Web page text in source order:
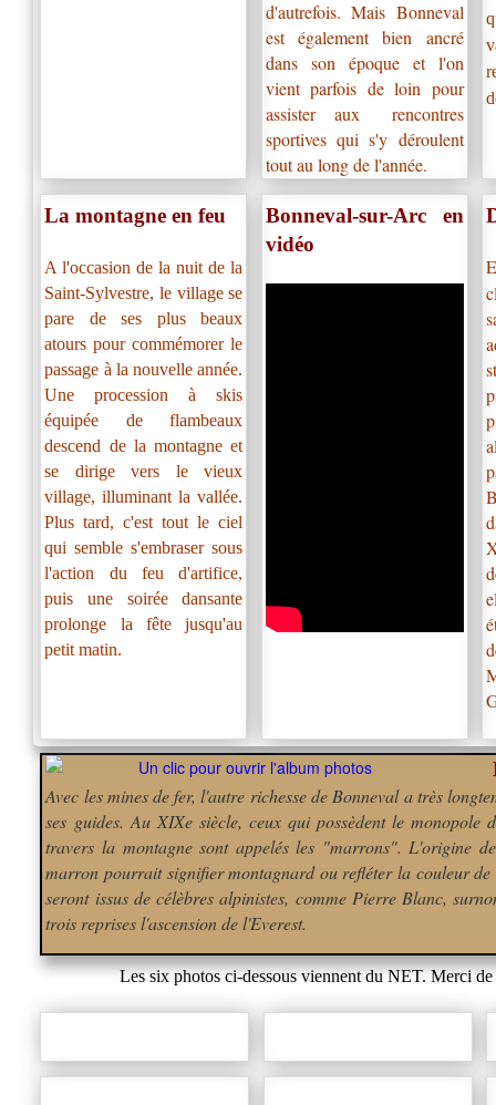
d'autrefois. Mais Bonneval
est également bien ancré
dans son époque et l'on
vient parfois de loin pour
assister aux
rencontres
sportives qui s'y déroulent
tout au long de l'année.
La montagne en feu
A l'occasion de la nuit de la
Saint-Sylvestre, le village se
pare de ses plus beaux
atours pour commémorer le
passage à la nouvelle année.
Une procession à skis
équipée de flambeaux
descend de la montagne et
se dirige vers le vieux
village, illuminant la vallée.
Plus tard, c'est tout le ciel
qui semble s'embraser sous
l'action du feu d'artifice,
puis une soirée dansante
prolonge la fête jusqu'au
petit matin.
Bonneval-sur-Arc en
vidéo
Avec les mines de fer, l'autre richesse de Bonneval a très
ses guides. Au XIXe siècle, ceux qui possèdent le monopole
travers la montagne sont appelés les "marrons". L'origine
marron pourrait signifier montagnard ou refléter la couleur de
seront issus de célèbres alpinistes, comme Pierre Blanc,
trois reprises l'ascension de l'Everest.
Les six photos ci-dessous viennent du NET. Merci